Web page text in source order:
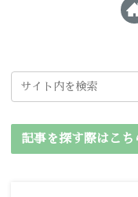
記事を探す際はこち